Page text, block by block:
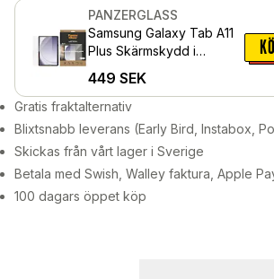
PANZERGLASS
Samsung Galaxy Tab A11
Plus Skärmskydd i
Ultra Wide Fit
449 SEK
Gratis fraktalternativ
Blixtsnabb leverans (Early Bird, Instabox,
Skickas från vårt lager i Sverige
Betala med Swish, Walley faktura, Apple
100 dagars öppet köp